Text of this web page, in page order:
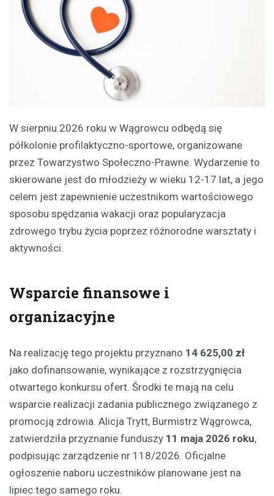
W sierpniu 2026 roku w Wągrowcu odbędą się
półkolonie profilaktyczno-sportowe, organizowane
przez Towarzystwo Społeczno-Prawne. Wydarzenie to
skierowane jest do młodzieży w wieku 12-17 lat, a jego
celem jest zapewnienie uczestnikom wartościowego
sposobu spędzania wakacji oraz popularyzacja
zdrowego trybu życia poprzez różnorodne warsztaty i
aktywności.
Wsparcie finansowe i
organizacyjne
Na realizację tego projektu przyznano 14 625,00 zł
jako dofinansowanie, wynikające z rozstrzygnięcia
otwartego konkursu ofert. Środki te mają na celu
wsparcie realizacji zadania publicznego związanego z
promocją zdrowia. Alicja Trytt, Burmistrz Wągrowca,
zatwierdziła przyznanie funduszy 11 maja 2026 roku,
podpisując zarządzenie nr 118/2026. Oficjalne
ogłoszenie naboru uczestników planowane jest na
lipiec tego samego roku.